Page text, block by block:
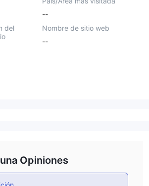
--
del
Nombre de sitio web
--
Opiniones